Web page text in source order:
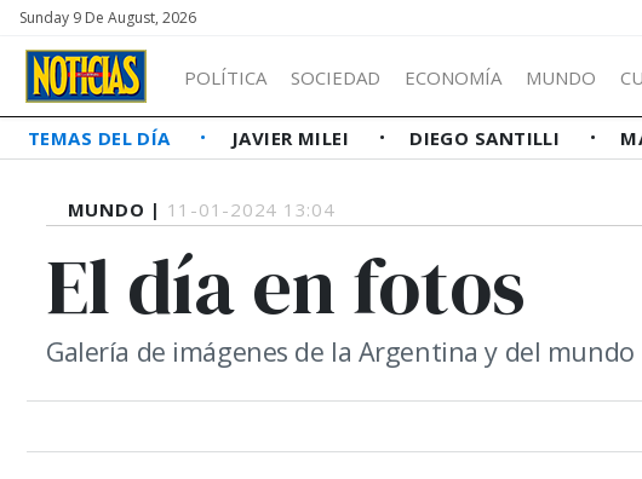
Sunday 9 De August, 2026
POLÍTICA SOCIEDAD ECONOMÍA MUNDO
TEMAS DEL DÍA JAVIER MILEI DIEGO SANTILLI
MUNDO | 11-01-2024 13:04
El día en fotos
Galería de imágenes de la Argentina y del mundo